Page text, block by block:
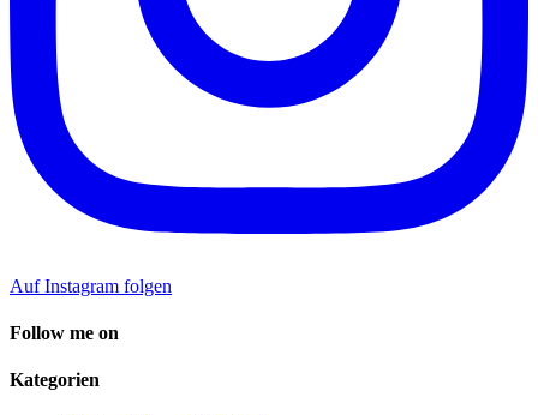
Auf Instagram folgen
Follow me on
Kategorien